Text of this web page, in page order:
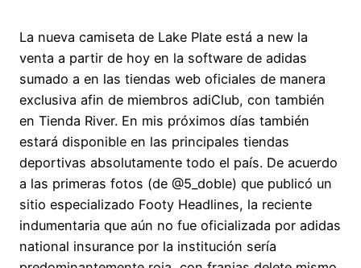
La nueva camiseta de Lake Plate está a new la
venta a partir de hoy en la software de adidas
sumado a en las tiendas web oficiales de manera
exclusiva afin de miembros adiClub, con también
en Tienda River. En mis próximos días también
estará disponible en las principales tiendas
deportivas absolutamente todo el país. De acuerdo
a las primeras fotos (de @5_doble) que publicó un
sitio especializado Footy Headlines, la reciente
indumentaria que aún no fue oficializada por adidas
national insurance por la institución sería